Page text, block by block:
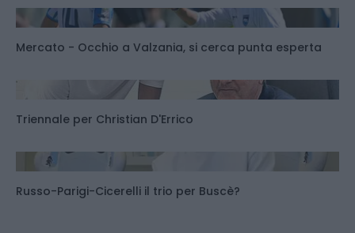
Mercato - Occhio a Valzania, si cerca punta esperta
Triennale per Christian D'Errico
Russo-Parigi-Cicerelli il trio per Buscè?